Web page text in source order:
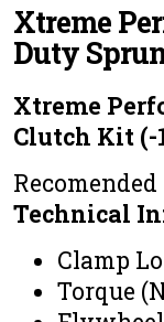
Xtreme
Duty
Xtreme
Clutch Kit (-
Technical
Clamp
Torque